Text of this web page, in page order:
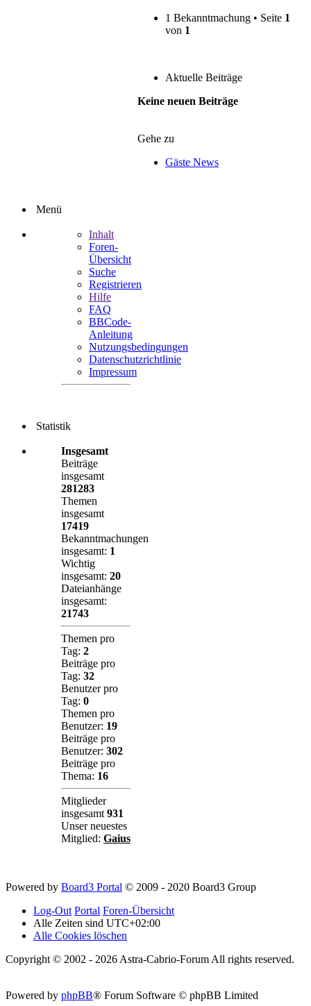
1 Bekanntmachung • Seite 1
von 1
Aktuelle Beiträge
Keine neuen Beiträge
Gehe zu
Gäste News
Menü
Inhalt
Foren-
Übersicht
Suche
Registrieren
Hilfe
FAQ
BBCode-
Anleitung
Nutzungsbedingungen
Datenschutzrichtlinie
Impressum
Statistik
Insgesamt
Beiträge
insgesamt
281283
Themen
insgesamt
17419
Bekanntmachungen
insgesamt: 1
Wichtig
insgesamt: 20
Dateianhänge
insgesamt:
21743
Themen pro
Tag: 2
Beiträge pro
Tag: 32
Benutzer pro
Tag: 0
Themen pro
Benutzer: 19
Beiträge pro
Benutzer: 302
Beiträge pro
Thema: 16
Mitglieder
insgesamt931
Unser neuestes
Mitglied: Gaius
Powered by Board3 Portal © 2009 - 2020 Board3 Group
Log-Out Portal Foren-Übersicht
Alle Zeiten sind UTC+02:00
Alle Cookies löschen
Copyright © 2002 - 2026 Astra-Cabrio-Forum All rights reserved.
Powered by phpBB® Forum Software © phpBB Limited